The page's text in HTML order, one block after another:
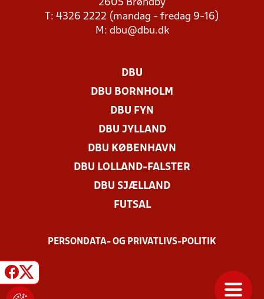
2605 Brøndby
T: 4326 2222 (mandag - fredag 9-16)
M: dbu@dbu.dk
DBU
DBU BORNHOLM
DBU FYN
DBU JYLLAND
DBU KØBENHAVN
DBU LOLLAND-FALSTER
DBU SJÆLLAND
FUTSAL
PERSONDATA- OG PRIVATLIVS-POLITIK